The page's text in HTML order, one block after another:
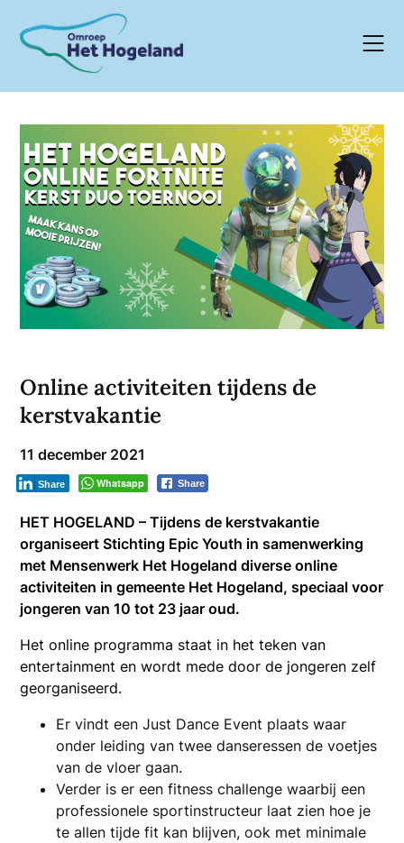
content
Online activiteiten tijdens de
kerstvakantie
11 december 2021
Whatsapp Share
Share
HET HOGELAND – Tijdens de kerstvakantie
organiseert Stichting Epic Youth in samenwerking
met Mensenwerk Het Hogeland diverse online
activiteiten in gemeente Het Hogeland, speciaal voor
jongeren van 10 tot 23 jaar oud.
Het online programma staat in het teken van
entertainment en wordt mede door de jongeren zelf
georganiseerd.
Er vindt een Just Dance Event plaats waar
onder leiding van twee danseressen de voetjes
van de vloer gaan.
Verder is er een fitness challenge waarbij een
professionele sportinstructeur laat zien hoe je
te allen tijde fit kan blijven, ook met minimale